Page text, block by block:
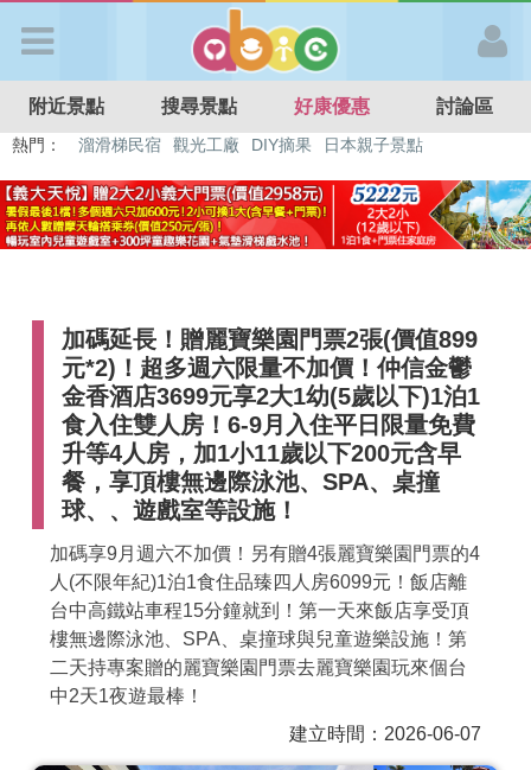
APP登入
首 頁
好康優惠
最新消息
最新留言
商家合作
推薦景點
附近景點 搜尋景點 好康優惠 討論區
熱門： 特色遊戲場 親子住房優惠 台北親子餐廳
溫泉泡湯SPA
加碼延長！贈麗寶樂園門票2張(價值899
元*2)！超多週六限量不加價！仲信金鬱
金香酒店3699元享2大1幼(5歲以下)1泊1
食入住雙人房！6-9月入住平日限量免費
升等4人房，加1小11歲以下200元含早
餐，享頂樓無邊際泳池、SPA、桌撞
球、、遊戲室等設施！
加碼享9月週六不加價！另有贈4張麗寶樂園門票的4
人(不限年紀)1泊1食住品臻四人房6099元！飯店離
台中高鐵站車程15分鐘就到！第一天來飯店享受頂
樓無邊際泳池、SPA、桌撞球與兒童遊樂設施！第
二天持專案贈的麗寶樂園門票去麗寶樂園玩來個台
中2天1夜遊最棒！
建立時間：2026-06-07